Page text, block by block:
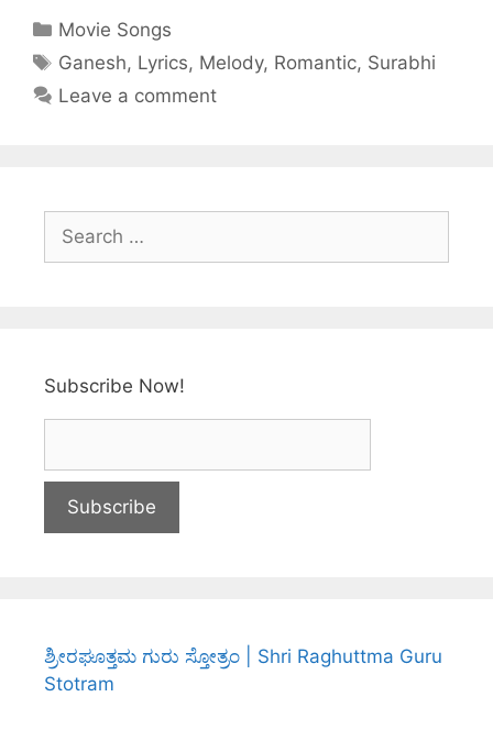
c
e
b
itt
er
er
e
st
e
dI
s e
Movie Songs
Ganesh, Lyrics, Melody, Romantic, Surabhi
Leave a comment
Subscribe Now!
ಶ್ರೀರಘೂತ್ತಮ ಗುರು ಸ್ತೋತ್ರಂ | Shri Raghuttma Guru
Stotram